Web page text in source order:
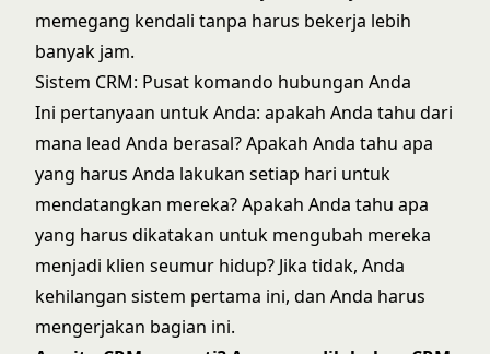
memegang kendali tanpa harus bekerja lebih
banyak jam.
Sistem CRM: Pusat komando hubungan Anda
Ini pertanyaan untuk Anda: apakah Anda tahu dari
mana lead Anda berasal? Apakah Anda tahu apa
yang harus Anda lakukan setiap hari untuk
mendatangkan mereka? Apakah Anda tahu apa
yang harus dikatakan untuk mengubah mereka
menjadi klien seumur hidup? Jika tidak, Anda
kehilangan sistem pertama ini, dan Anda harus
mengerjakan bagian ini.